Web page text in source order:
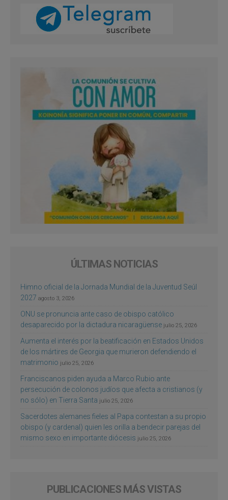
ÚLTIMAS NOTICIAS
Himno oficial de la Jornada Mundial de la Juventud Seúl
2027 agosto 3, 2026
ONU se pronuncia ante caso de obispo católico
desaparecido por la dictadura nicaragüense julio 25, 2026
Aumenta el interés por la beatificación en Estados Unidos
de los mártires de Georgia que murieron defendiendo el
matrimonio julio 25, 2026
Franciscanos piden ayuda a Marco Rubio ante
persecución de colonos judíos que afecta a cristianos (y
no sólo) en Tierra Santa julio 25, 2026
Sacerdotes alemanes fieles al Papa contestan a su propio
obispo (y cardenal) quien les orilla a bendecir parejas del
mismo sexo en importante diócesis julio 25, 2026
PUBLICACIONES MÁS VISTAS